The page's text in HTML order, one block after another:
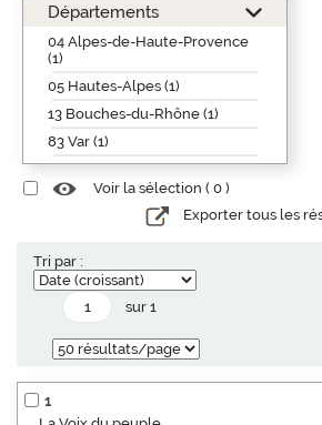
Départements
04 Alpes-de-Haute-Provence
(1)
05 Hautes-Alpes (1)
13 Bouches-du-Rhône (1)
83 Var (1)
Voir la sélection ( 0 )
Exporter tous les
Tri par :
sur 1
1